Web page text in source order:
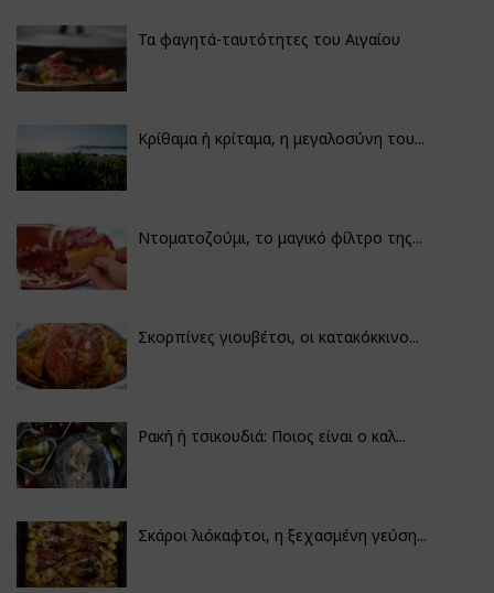
Τα φαγητά-ταυτότητες του Αιγαίου
Κρίθαμα ή κρίταμα, η μεγαλοσύνη του...
Ντοματοζούμι, το μαγικό φίλτρο της...
Σκορπίνες γιουβέτσι, οι κατακόκκινο...
Ρακή ή τσικουδιά: Ποιος είναι ο καλ...
Σκάροι λιόκαφτοι, η ξεχασμένη γεύση...